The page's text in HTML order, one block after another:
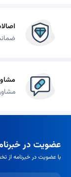
عضویت در
با عضویت در خبرنامه از